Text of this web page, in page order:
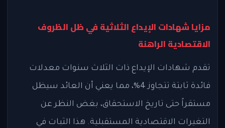
مزايا شهادات الإيداع الثلاثية في ظل الظروف
الاقتصادية الراهنة
تقدم شهادات الإيداع ذات الثلاث سنوات معدلات
فائدة ثابتة تتجاوز 4%، مما يعني أن العائد سيظل
مستقراً حتى تاريخ الاستحقاق، بغض النظر عن
التغيرات الاقتصادية المستقبلية. هذا الثبات في